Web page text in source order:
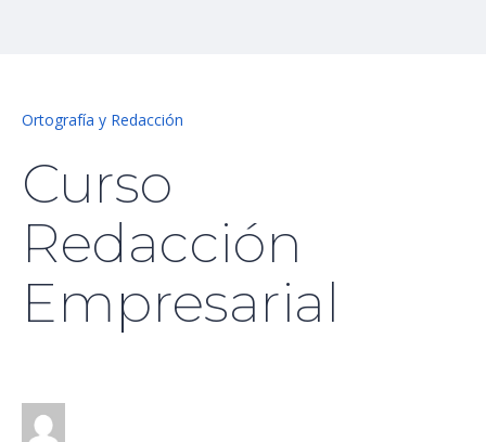
Ortografía y Redacción
Curso
Redacción
Empresarial